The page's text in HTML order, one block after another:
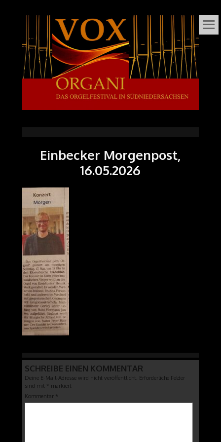
VOX
ORGANI
DAS ORGELFESTIVAL
IN
SÜDNIEDERSACHSEN
Einbecker Morgenpost,
16.05.2026
SCHREIBE EINEN KOMMENTAR
Deine E-Mail-Adresse wird nicht veröffentlicht. Erforderliche Felder
sind mit * markiert
Kommentar *